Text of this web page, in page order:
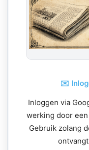
✉️
Inloggen via
werking door
Gebruik zolang